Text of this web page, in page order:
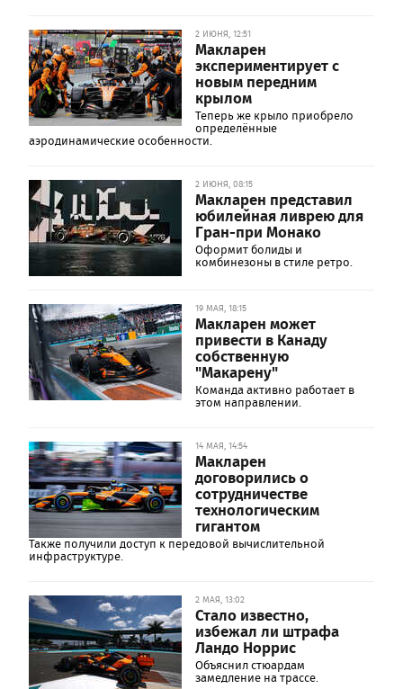
2 ИЮНЯ, 12:51
Макларен
экспериментирует с
новым передним
крылом
Теперь же крыло приобрело
определённые
аэродинамические особенности.
2 ИЮНЯ, 08:15
Макларен представил
юбилейная ливрею для
Гран-при Монако
Оформит болиды и
комбинезоны в стиле ретро.
19 МАЯ, 18:15
Макларен может
привести в Канаду
собственную
"Макарену"
Команда активно работает в
этом направлении.
14 МАЯ, 14:54
Макларен
договорились о
сотрудничестве
технологическим
гигантом
Также получили доступ к передовой вычислительной
инфраструктуре.
2 МАЯ, 13:02
Стало известно,
избежал ли штрафа
Ландо Норрис
Объяснил стюардам
замедление на трассе.